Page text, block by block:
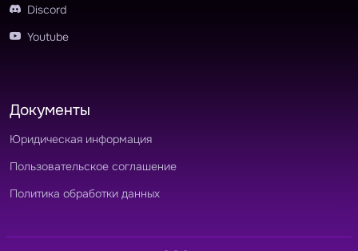
Discord
Youtube
Документы
Юридическая информация
Пользовательское соглашение
Политика обработки данных